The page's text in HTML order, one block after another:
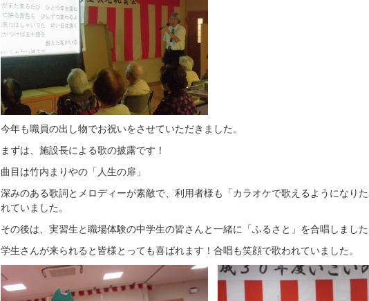
今年も職員の出し物でお祝いをさせていただきました。
まずは、施設長による歌の披露です！
曲目は竹内まりやの「人生の扉」
深みのある歌詞とメロディーが素敵で、利用者様も「カラオケで歌えるようになり
れていました。
その後は、実習生と職場体験の中学生の皆さんと一緒に「ふるさと」を合唱しました
学生さんが来られると皆様とっても喜ばれます！合唱も笑顔で歌われていました。